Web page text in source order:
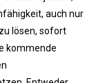
auch nur
lösen, sofort
kommende